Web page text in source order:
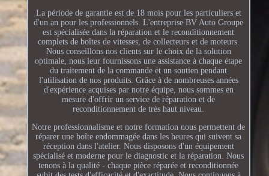
La période de garantie est de 18 mois pour les particuliers et
d'un an pour les professionnels. L'entreprise BV Auto Groupe
est spécialisée dans la réparation et le reconditionnement
complets de boîtes de vitesses, de collecteurs et de moteurs.
Nous conseillons nos clients sur le choix de la solution
optimale, nous leur fournissons une assistance à chaque étape
du traitement de la commande et un soutien pendant
l'utilisation de nos produits. Grâce à de nombreuses années
d'expérience acquises par notre équipe, nous sommes en
mesure d'offrir un service de réparation et de
reconditionnement de très haut niveau.
Notre professionnalisme et notre formation nous permettent de
réparer une boîte endommagée dans les heures qui suivent sa
réception dans l'atelier. Nous disposons d'un équipement
spécialisé et moderne pour le diagnostic et la réparation. Nous
tenons à la qualité - chaque pièce réparée et reconditionnée